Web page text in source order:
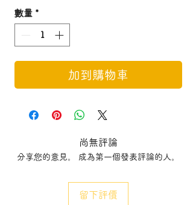
數量 *
加到購物車
尚無評論
分享您的意見。 成為第一個發表評論的人。
留下評價